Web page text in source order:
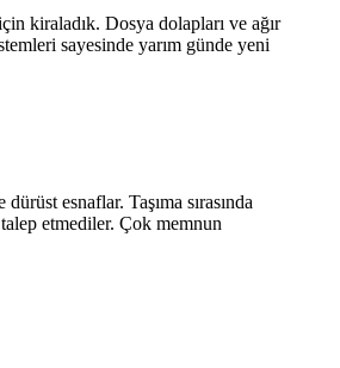
için kiraladık. Dosya dolapları ve ağır
sayesinde yarım günde yeni
dürüst esnaflar. Taşıma sırasında
etmediler. Çok memnun